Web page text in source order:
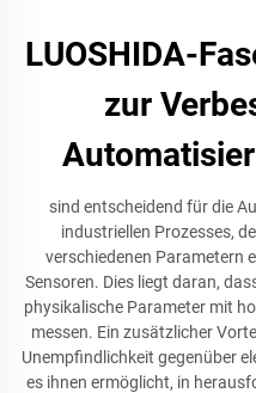
LUOSHIDA-
zur
sind entscheidend für die
industriellen Prozesses,
verschiedenen Parametern
Sensoren. Dies liegt daran,
physikalische Parameter mit
messen. Ein zusätzlicher
Unempfindlichkeit gegenüber
es ihnen ermöglicht, in